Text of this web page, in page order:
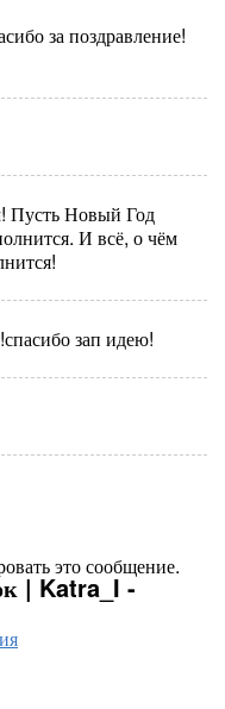
за поздравление!
Пусть Новый Год
И всё, о чём
зап идею!
это сообщение.
| Katra_I -